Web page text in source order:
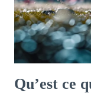
Qu’est ce